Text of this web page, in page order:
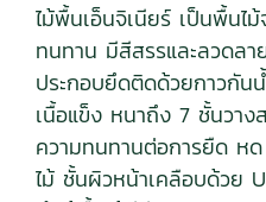
ไม้พื้นเอ็นจิเนียร์ เป็นพื้นไ
ทนทาน มีสีสรรและลวดล
ประกอบยึดติดด้วยกาวกัน
เนื้อแข็ง หนาถึง 7 ชั้นวา
ความทนทานต่อการยืด ห
ไม้ ชั้นผิวหน้าเคลือบด้วย